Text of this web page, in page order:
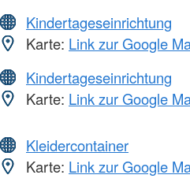
Kindertageseinrichtung
Karte: Link zur Google
Kindertageseinrichtung
Karte: Link zur Google
Kleidercontainer
Karte: Link zur Google